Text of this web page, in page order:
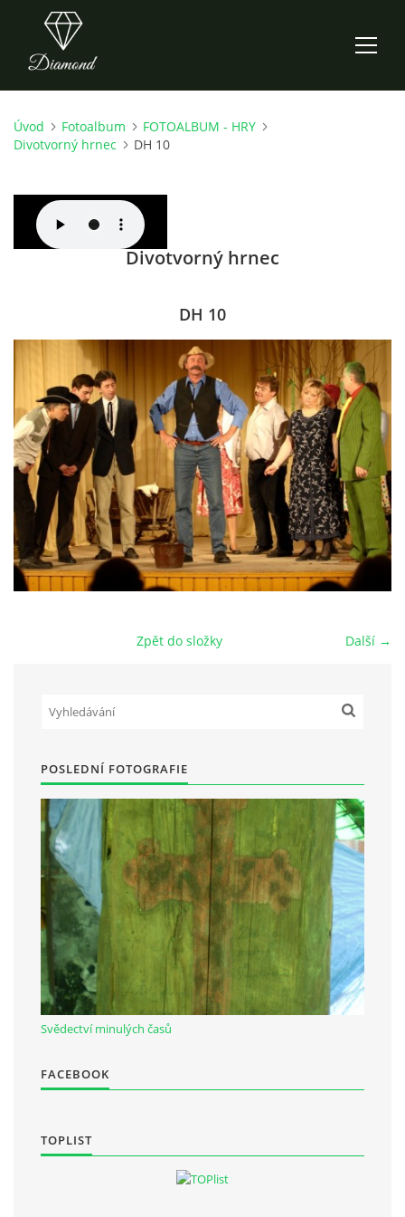
ÚVOD
O NÁS
CO NOVÉHO ZKOUŠÍME
KDY, KDE A CO HRAJEME
HRY OD ROKU 1973
VIDEOZÁZNAMY Z HER
FOTOALBUM
DOKUMENTY OVJK
Občanská vzdělávací jednota "Komenský" v Choceradech z.s.
Chocerady 4
257 24 Chocerady
IČ: 498 28 614
Kontaktní osoba:
Mgr. Miroslava Cinkeisová
Úvod Fotoalbum
FOTOALBUM - HRY
Divotvorný hrnec
DH 10
Divotvorný hrnec
DH 10
Další →
Zpět do složky
POSLEDNÍ FOTOGRAFIE
Svědectví minulých časů
FACEBOOK
TOPLIST